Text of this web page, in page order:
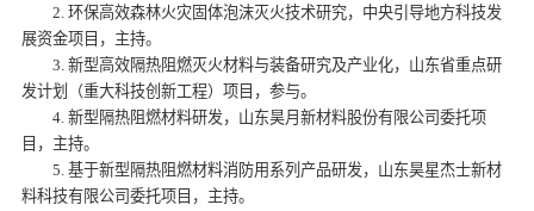
2. 环保高效森林火灾固体泡沫灭火技术研究，中央引导地方科技发
展资金项目，主持。
3. 新型高效隔热阻燃灭火材料与装备研究及产业化，山东省重点研
发计划（重大科技创新工程）项目，参与。
4. 新型隔热阻燃材料研发，山东昊月新材料股份有限公司委托项
目，主持。
5. 基于新型隔热阻燃材料消防用系列产品研发，山东昊星杰士新材
料科技有限公司委托项目，主持。